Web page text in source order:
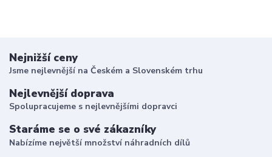
Nejnižší ceny
Jsme nejlevnější na Českém a Slovenském trhu
Nejlevnější doprava
Spolupracujeme s nejlevnějšími dopravci
Staráme se o své zákazníky
Nabízíme největší množství náhradních dílů